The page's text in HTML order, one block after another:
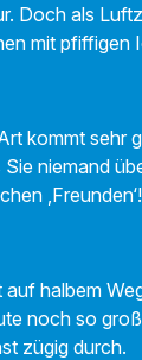
Doch als
mit pfiffigen
kommt sehr
niemand
‚Freunden‘!
auf halbem
noch so
zügig durch.